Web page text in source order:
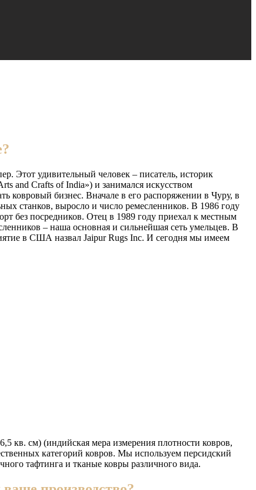
Этот удивительный человек – писатель, историк
and Crafts of India») и занимался искусством
ковровый бизнес. Вначале в его распоряжении в Чуру, в
станков, выросло и число ремесленников. В 1986 году
без посредников. Отец в 1989 году приехал к местным
– наша основная и сильнейшая сеть умельцев. В
в США назвал Jaipur Rugs Inc. И сегодня мы имеем
кв. см) (индийская мера измерения плотности ковров,
категорий ковров. Мы используем персидский
тафтинга и тканые ковры различного вида.